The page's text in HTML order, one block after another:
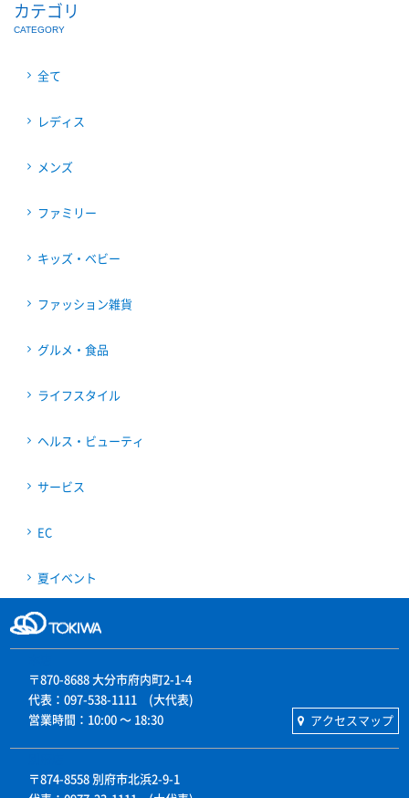
カテゴリ
CATEGORY
全て
レディス
メンズ
ファミリー
キッズ・ベビー
ファッション雑貨
グルメ・食品
ライフスタイル
ヘルス・ビューティ
サービス
EC
夏イベント
〒870-8688 大分市府内町2-1-4
代表：097-538-1111 (大代表)
営業時間：10:00 〜 18:30
アクセスマップ
〒874-8558 別府市北浜2-9-1